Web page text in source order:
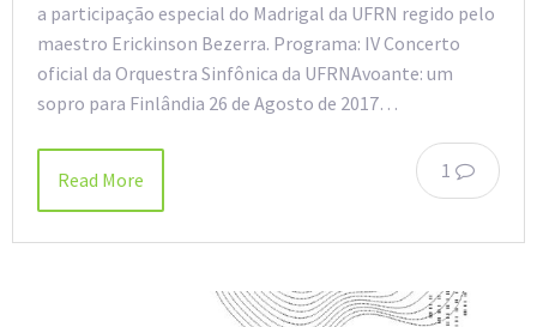
a participação especial do Madrigal da UFRN regido pelo
maestro Erickinson Bezerra. Programa: IV Concerto
oficial da Orquestra Sinfônica da UFRNAvoante: um
sopro para Finlândia 26 de Agosto de 2017…
1
Read More